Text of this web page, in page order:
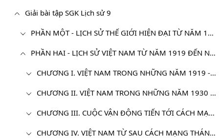
Giải bài tập SGK Lịch sử 9
PHẦN MỘT - LỊCH SỬ THẾ GIỚI HIỆN ĐẠI TỪ NĂM 1945 ĐẾN NAY
PHẦN HAI - LỊCH SỬ VIỆT NAM TỪ NĂM 1919 ĐẾN NAY
CHƯƠNG I. VIỆT NAM TRONG NHỮNG NĂM 1919 - 1930
CHƯƠNG II. VIỆT NAM TRONG NHỮNG NĂM 1930 - 1939
CHƯƠNG III. CUỘC VẬN ĐỘNG TIẾN TỚI CÁCH MẠNG THÁNG TÁM NĂM 1945
CHƯƠNG IV. VIỆT NAM TỪ SAU CÁCH MẠNG THÁNG TÁM ĐẾN TOÀN QUỐC KHÁNG CHIẾN